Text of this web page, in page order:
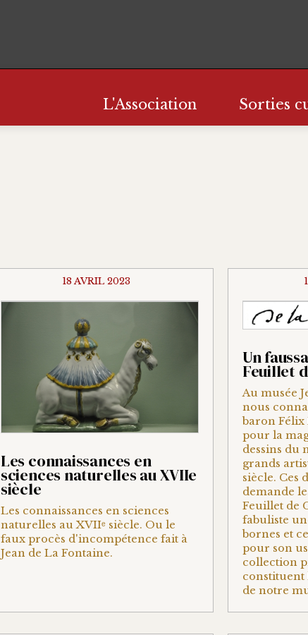
L'Association Sorties
18 AVRIL 2023
Les connaissances en
sciences naturelles au XVIIe
siècle
Les connaissances en sciences
naturelles au XVIIᵉ siècle. Ou le
faux procès d'incompétence fait à
Jean de La Fontaine.
Un
Feuillet
Au musée
nous
baron Félix
pour la
dessins du
grands
siècle. Ces
demande
Feuillet de
fabuliste
bornes et
pour son
collection
constituent
de notre